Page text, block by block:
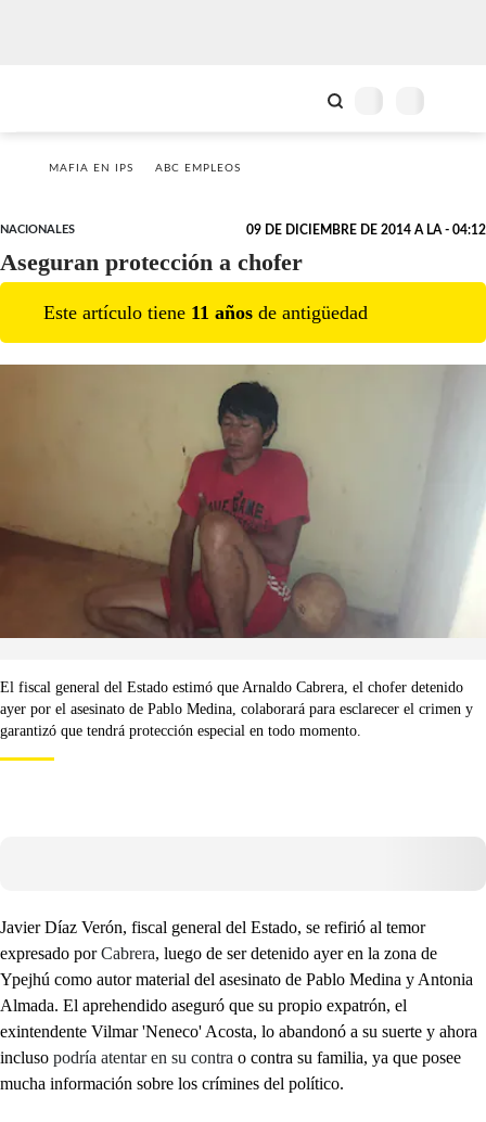
MAFIA EN IPS ABC EMPLEOS
NACIONALES 09 DE DICIEMBRE DE 2014 A LA - 04:12
Aseguran protección a chofer
Este artículo tiene 11 años de antigüedad
El fiscal general del Estado estimó que Arnaldo Cabrera, el chofer detenido
ayer por el asesinato de Pablo Medina, colaborará para esclarecer el crimen y
garantizó que tendrá protección especial en todo momento.
Javier Díaz Verón, fiscal general del Estado, se refirió al temor
expresado porCabrera, luego de ser detenido ayer en la zona de
Ypejhú como autor material del asesinato de Pablo Medina y Antonia
Almada. El aprehendido aseguró que su propio expatrón, el
exintendente Vilmar 'Neneco' Acosta, lo abandonó a su suerte y ahora
incluso podría atentar en su contra o contra su familia, ya que posee
mucha información sobre los crímines del político.